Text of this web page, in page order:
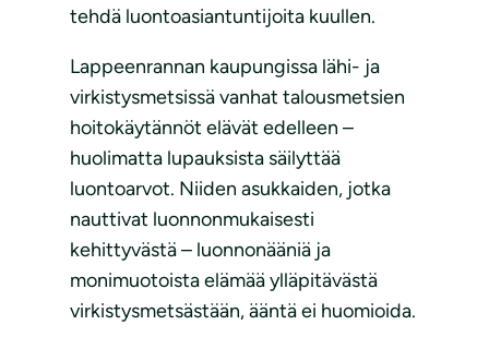
tehdä luontoasiantuntijoita kuullen.
Lappeenrannan kaupungissa lähi- ja
virkistysmetsissä vanhat talousmetsien
hoitokäytännöt elävät edelleen –
huolimatta lupauksista säilyttää
luontoarvot. Niiden asukkaiden, jotka
nauttivat luonnonmukaisesti
kehittyvästä – luonnonääniä ja
monimuotoista elämää ylläpitävästä
virkistysmetsästään, ääntä ei huomioida.